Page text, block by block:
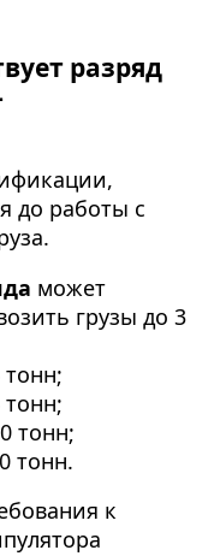
разряд
до работы с
может
грузы до 3
тонн;
тонн.
к